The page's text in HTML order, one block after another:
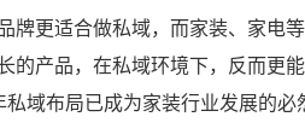
牌更适合做私域，而家装、家电
的产品，在私域环境下，反而更
域布局已成为家装行业发展的必